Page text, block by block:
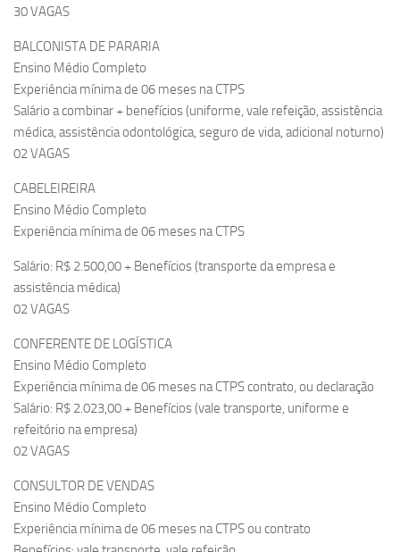
30 VAGAS
BALCONISTA DE PARARIA
Ensino Médio Completo
Experiência mínima de 06 meses na CTPS
Salário a combinar + benefícios (uniforme, vale refeição, assistência
médica, assistência odontológica, seguro de vida, adicional noturno)
02 VAGAS
CABELEIREIRA
Ensino Médio Completo
Experiência mínima de 06 meses na CTPS
Salário: R$ 2.500,00 + Benefícios (transporte da empresa e
assistência médica)
02 VAGAS
CONFERENTE DE LOGÍSTICA
Ensino Médio Completo
Experiência mínima de 06 meses na CTPS contrato, ou declaração
Salário: R$ 2.023,00 + Benefícios (vale transporte, uniforme e
refeitório na empresa)
02 VAGAS
CONSULTOR DE VENDAS
Ensino Médio Completo
Experiência mínima de 06 meses na CTPS ou contrato